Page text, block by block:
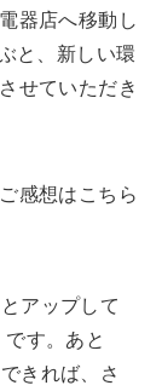
器店へ移動し
と、新しい環
せていただき
感想はこちら
アップして
す。あと
きれば、さ